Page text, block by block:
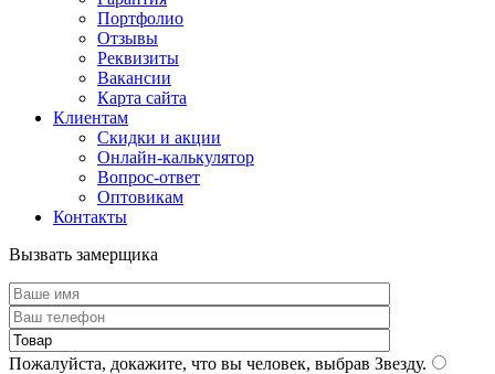
Портфолио
Отзывы
Реквизиты
Вакансии
Карта сайта
Клиентам
Скидки и акции
Онлайн-калькулятор
Вопрос-ответ
Оптовикам
Контакты
Вызвать замерщика
Пожалуйста, докажите, что вы человек, выбрав Звезду.